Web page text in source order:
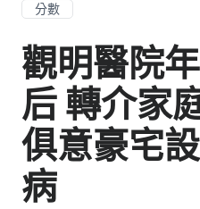
分數
觀明醫院
后 轉介家
俱意豪宅
病